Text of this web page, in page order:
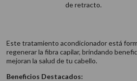
de retracto.
Este tratamiento acondicionador está
regenerar la fibra capilar, brindando
mejoran la salud de tu cabello.
Beneficios Destacados: